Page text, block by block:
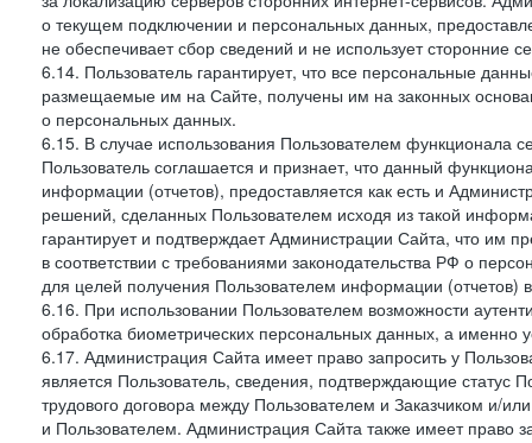
о текущем подключении и персональных данных,
не обеспечивает сбор сведений и не использует
6.14. Пользователь гарантирует, что все персональные
размещаемые им на Сайте, получены им на законных
о персональных данных.
6.15. В случае использования Пользователем функционала
Пользователь соглашается и признает, что данный
информации (отчетов), предоставляется как есть и
решений, сделанных Пользователем исходя из такой
гарантирует и подтверждает Администрации Сайта, что им
в соответствии с требованиями законодательства РФ о
для целей получения Пользователем информации (отчетов)
6.16. При использовании Пользователем возможности
обработка биометрических персональных данных, а именно
6.17. Администрация Сайта имеет право запросить у
является Пользователь, сведения, подтверждающие статус
трудового договора между Пользователем и Заказчиком и/
и Пользователем. Администрация Сайта также имеет право